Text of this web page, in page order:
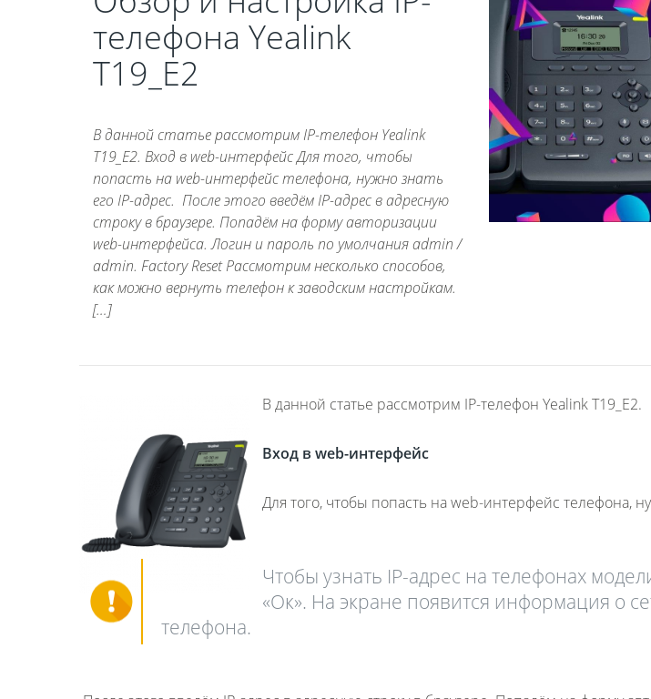
телефона Yealink
T19_E2
В данной статье рассмотрим IP-телефон Yealink
T19_E2. Вход в web-интерфейс Для того, чтобы
попасть на web-интерфейс телефона, нужно знать
его IP-адрес. После этого введём IP-адрес в адресную
строку в браузере. Попадём на форму авторизации
web-интерфейса. Логин и пароль по умолчания admin /
admin. Factory Reset Рассмотрим несколько способов,
как можно вернуть телефон к заводским настройкам.
[…]
В данной статье рассмотрим IP-телефон Yealink T19_E2.
Вход в web-интерфейс
Для того, чтобы попасть на web-интерфейс телефона,
Чтобы узнать IP-адрес на телефонах
«Ок». На экране появится информация о
телефона.